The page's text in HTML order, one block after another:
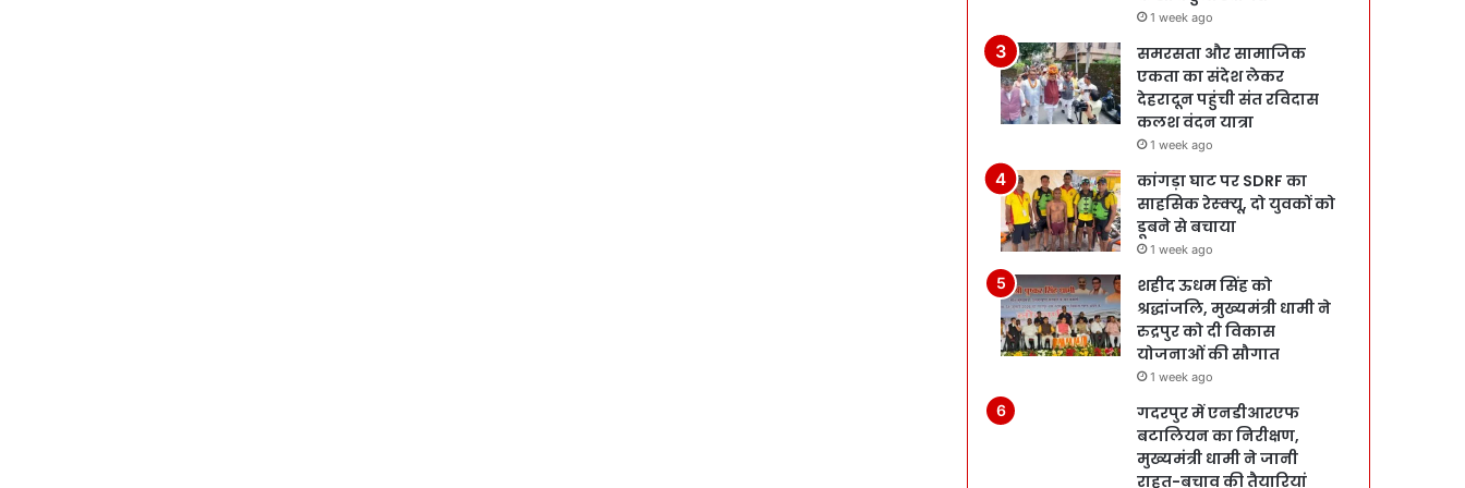
1 week ago
समरसता और सामाजिक
एकता का संदेश लेकर
देहरादून पहुंची संत रविदास
कलश वंदन यात्रा
1 week ago
कांगड़ा घाट पर SDRF का
साहसिक रेस्क्यू, दो युवकों को
डूबने से बचाया
1 week ago
शहीद ऊधम सिंह को
श्रद्धांजलि, मुख्यमंत्री धामी ने
रुद्रपुर को दी विकास
योजनाओं की सौगात
1 week ago
गदरपुर में एनडीआरएफ
बटालियन का निरीक्षण,
मुख्यमंत्री धामी ने जानी
राहत-बचाव की तैयारियां